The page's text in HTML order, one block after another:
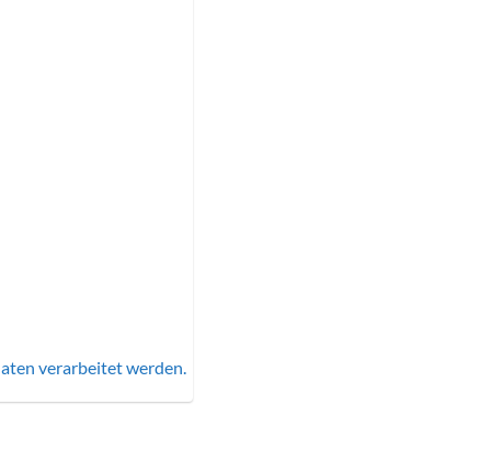
verarbeitet werden.